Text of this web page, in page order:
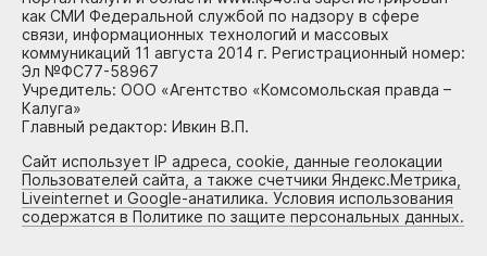
как СМИ Федеральной службой по надзору в сфере
связи, информационных технологий и массовых
коммуникаций 11 августа 2014 г. Регистрационный номер:
Эл №ФС77-58967
Учредитель: ООО «Агентство «Комсомольская правда –
Калуга»
Главный редактор: Ивкин В.П.
Сайт использует IP адреса, cookie, данные геолокации
Пользователей сайта, а также счетчики Яндекс.Метрика,
Liveinternet и Google-анатилика. Условия использования
содержатся в Политике по защите персональных данных.